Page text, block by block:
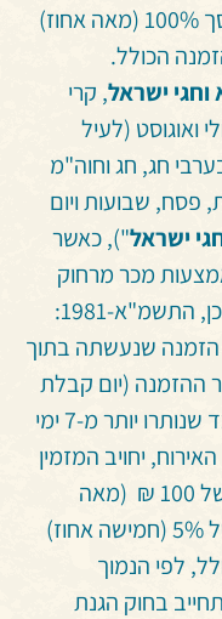
ביטול בסך 100% (מאה אחוז)
הכולל.
וחגי ישראל, קרי
ואוגוסט (לעיל
חג, חג וחוה"מ
פסח, שבועות ויום
ישראל"), כאשר
מכר מרחוק
התשמ"א-1981:
שנעשתה בתוך
ההזמנה (יום קבלת
האסמכתא), ובלבד שנותרו יותר מ-7 ימי
יחויב המזמין
בדמי ביטול בסך של 100 ₪ (מאה
שקלים) או בסך של 5% (חמישה אחוז)
לפי הנמוך
בחוק הגנת